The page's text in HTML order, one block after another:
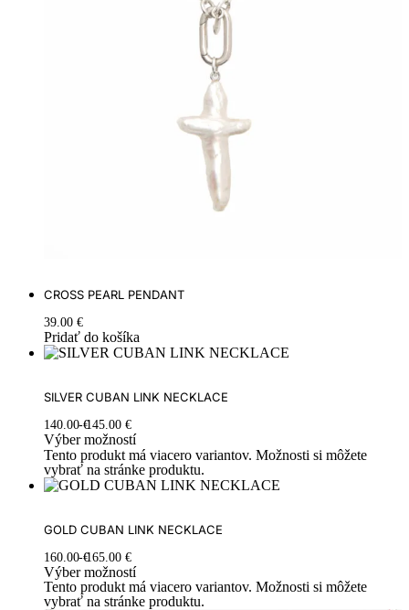
CROSS PEARL PENDANT
39.00 €
Pridať do košíka
SILVER CUBAN LINK NECKLACE
140.00€145.00 €
Výber možností
Tento produkt má viacero variantov. Možnosti si môžete
vybrať na stránke produktu.
GOLD CUBAN LINK NECKLACE
160.00€165.00 €
Výber možností
Tento produkt má viacero variantov. Možnosti si môžete
vybrať na stránke produktu.